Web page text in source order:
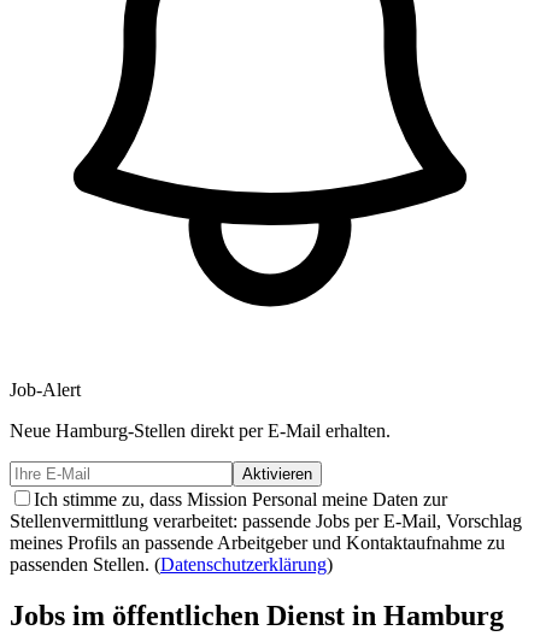
Job-Alert
Neue Hamburg-Stellen direkt per E-Mail erhalten.
Aktivieren
Ich stimme zu, dass Mission Personal meine Daten zur
Stellenvermittlung verarbeitet: passende Jobs per E-Mail, Vorschlag
meines Profils an passende Arbeitgeber und Kontaktaufnahme zu
passenden Stellen. (Datenschutzerklärung)
Jobs im öffentlichen Dienst in Hamburg